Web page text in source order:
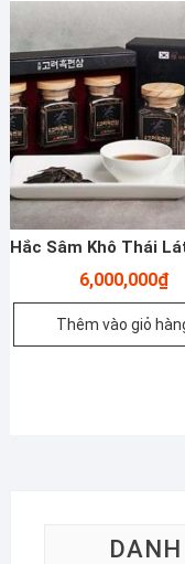
6,000,000₫
Thêm vào giỏ